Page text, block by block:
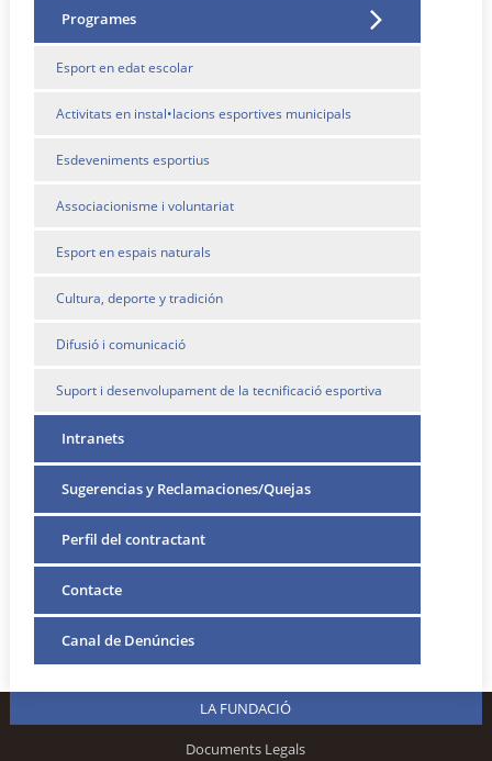
Programes
Esport en edat escolar
Activitats en instal•lacions esportives municipals
Esdeveniments esportius
Associacionisme i voluntariat
Esport en espais naturals
Cultura, deporte y tradición
Difusió i comunicació
Suport i desenvolupament de la tecnificació esportiva
Intranets
Sugerencias y Reclamaciones/Quejas
Perfil del contractant
Contacte
Canal de Denúncies
LA FUNDACIÓ
Documents Legals